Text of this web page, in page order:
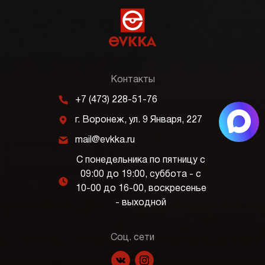
Контакты
m +7 (473) 228-51-76
j г. Воронеж, ул. 9 Января, 227
k mail@evkka.ru
l
С понедельника по пятницу с
09:00 до 19:00, суббота - с
10-00 до 16-00, воскресенье
- выходной
Соц. сети
f p